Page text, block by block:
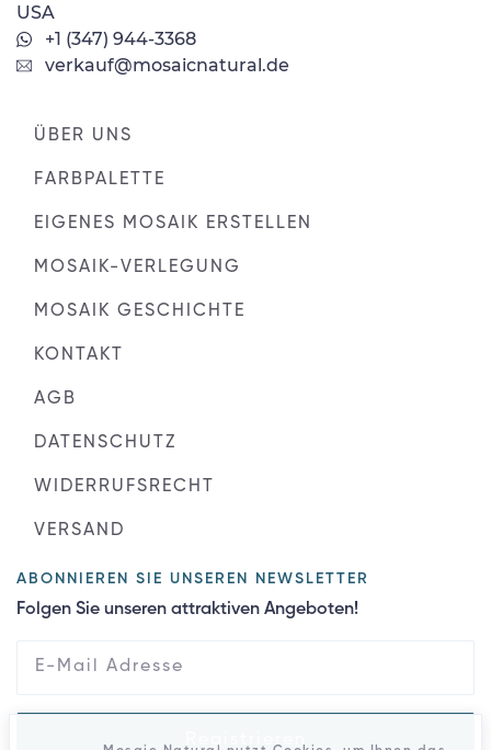
USA
+1 (347) 944-3368
verkauf@mosaicnatural.de
ÜBER UNS
FARBPALETTE
EIGENES MOSAIK ERSTELLEN
MOSAIK-VERLEGUNG
MOSAIK GESCHICHTE
KONTAKT
AGB
DATENSCHUTZ
WIDERRUFSRECHT
VERSAND
ABONNIEREN SIE UNSEREN NEWSLETTER
Folgen Sie unseren attraktiven Angeboten!